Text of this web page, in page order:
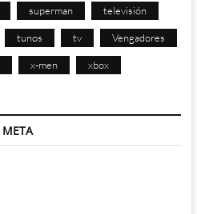
superman televisión
tunos tv Vengadores
x-men xbox
META